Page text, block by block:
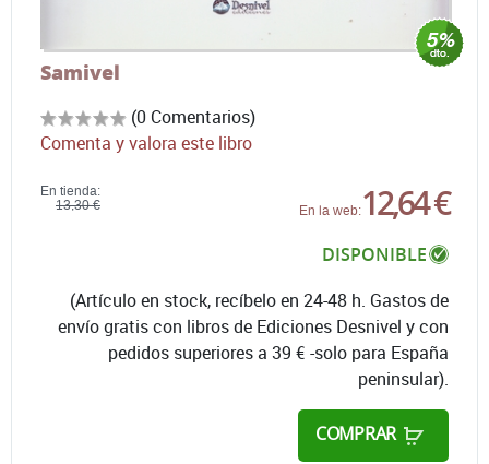
Samivel
(0 Comentarios)
Comenta y valora este libro
En tienda:
13,30 €
En la web:12,64 €
DISPONIBLE
(Artículo en stock, recíbelo en 24-48 h. Gastos de
envío gratis con libros de Ediciones Desnivel y con
pedidos superiores a 39 € -solo para España
peninsular).
COMPRAR